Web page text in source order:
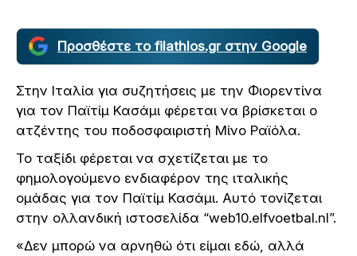
Προσθέστε το filathlos.gr στην Google
Στην Ιταλία για συζητήσεις με την Φιορεντίνα
για τον Παϊτίμ Κασάμι φέρεται να βρίσκεται ο
ατζέντης του ποδοσφαιριστή Μίνο Ραϊόλα.
Το ταξίδι φέρεται να σχετίζεται με το
φημολογούμενο ενδιαφέρον της ιταλικής
ομάδας για τον Παϊτίμ Κασάμι. Αυτό τονίζεται
στην ολλανδική ιστοσελίδα “web10.elfvoetbal.nl”.
«Δεν μπορώ να αρνηθώ ότι είμαι εδώ, αλλά